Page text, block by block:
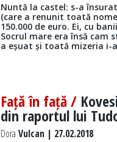
Nuntă la castel: s-a
(care a renunit toată
150.000 de euro. Ei, cu
Socrul mare era însă cam
a eșuat și toată mizeria i-
Față în față /
din raportul lui
Dora Vulcan | 27.02.2018